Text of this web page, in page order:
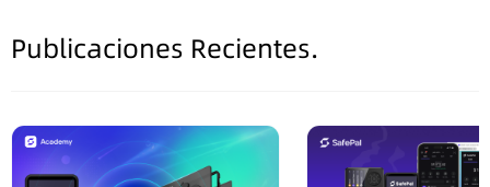
Publicaciones Recientes.